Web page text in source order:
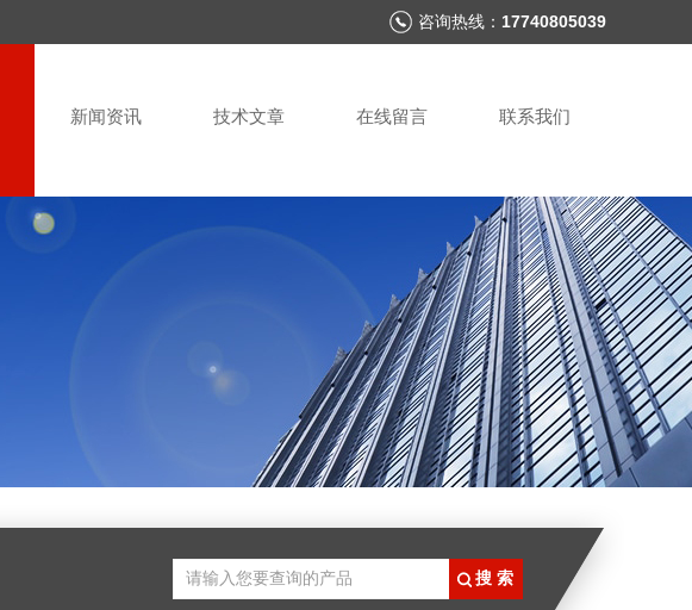
咨询热线： 17740805039
新闻资讯 技术文章 在线留言 联系我们